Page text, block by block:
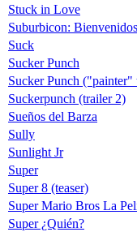
Stuck in Love
Suburbicon:
Suck
Sucker Punch
Sucker Punch ("painter"
Suckerpunch (trailer 2)
Sueños del Barza
Sully
Sunlight Jr
Super
Super 8 (teaser)
Super Mario Bros La
Super ¿Quién?